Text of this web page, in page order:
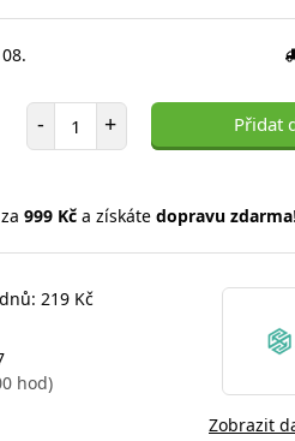
- Počet položek
+ Přidat
999 Kča získáte dopravu zdarma!
219 Kč
hod)
Zobrazit